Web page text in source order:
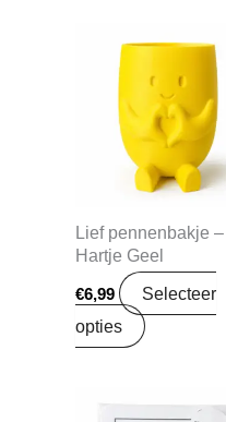
Lief pennenbakje –
Hartje Geel
€6,99
Selecteer
opties